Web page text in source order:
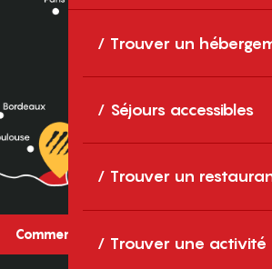
Trouver un
Séjours accessibles
Trouver un
Trouver une activité
Comment venir ?